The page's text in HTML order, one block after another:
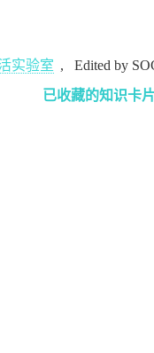
实验室 , Edited by
已收藏的知识卡